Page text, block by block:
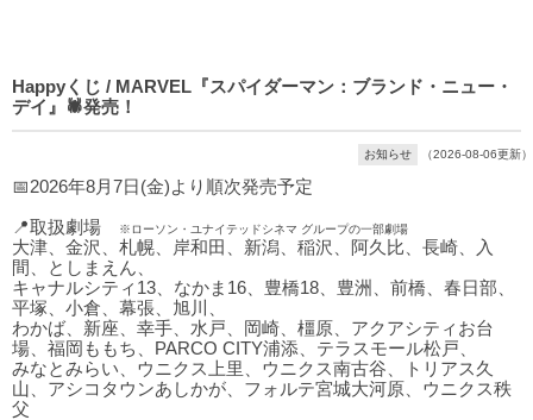
Happyくじ / MARVEL『スパイダーマン：ブランド・ニュー・
デイ』🕷発売！
お知らせ （2026-08-06更新）
📅2026年8月7日(金)より順次発売予定
📍取扱劇場 ※ローソン・ユナイテッドシネマ グループの一部劇場
大津、金沢、札幌、岸和田、新潟、稲沢、阿久比、長崎、入
間、としまえん、
キャナルシティ13、なかま16、豊橋18、豊洲、前橋、春日部、
平塚、小倉、幕張、旭川、
わかば、新座、幸手、水戸、岡崎、橿原、アクアシティお台
場、福岡ももち、PARCO CITY浦添、テラスモール松戸、
みなとみらい、ウニクス上里、ウニクス南古谷、トリアス久
山、アシコタウンあしかが、フォルテ宮城大河原、ウニクス秩
父